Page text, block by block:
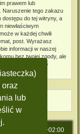
lub
w
prawem lub
Naruszenie tego zakazu
dostępu do tej witryny, a
niewłaściwym
w każdej chwili
post. Wyrażasz
informacji w naszej
bez twojej zgody, ale
za włamania do
UTC+02:00